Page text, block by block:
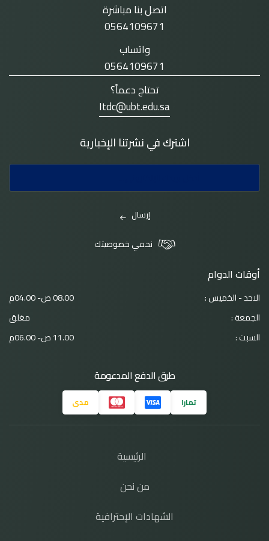
اتصل بنا مباشرة
0564109671
واتساب
0564109671
تحتاج دعماً؟
Itdc@ubt.edu.sa
اشترك في نشرتنا الإخبارية
إرسال
نحمي خصوصيتك
أوقات الدوام
الاحد - الخميس :
08.00 ص- 04.00م
الجمعة :
مغلق
السبت :
11.00 ص- 06.00م
طرق الدفع المدعومة
تمارا مدى
الرئيسية
من نحن
الشهادات الإحترافية